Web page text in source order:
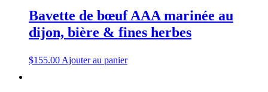
Bavette de bœuf AAA marinée au
dijon, bière & fines herbes
$155.00Ajouter au panier